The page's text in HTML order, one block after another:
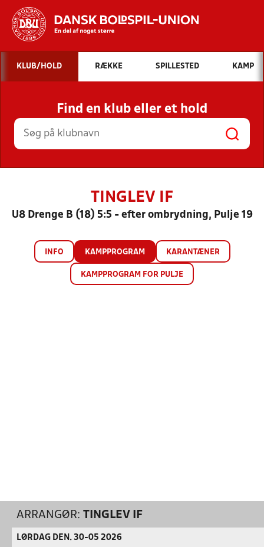
Hvad vil du søge efter?
INDHOLD OG NYHEDER
STILLINGER, RESULTATER, KLUBBER OG
HOLD
KLUB/HOLD RÆKKE SPILLESTED KAMP
Find en klub eller et hold
TINGLEV IF
U8 Drenge B (18) 5:5 - efter ombrydning, Pulje 19
INFO KAMPPROGRAM KARANTÆNER
KAMPPROGRAM FOR PULJE
ARRANGØR: TINGLEV IF
LØRDAG DEN. 30-05 2026